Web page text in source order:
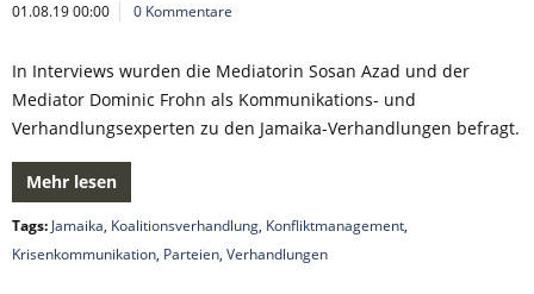
01.08.19 00:00 0 Kommentare
In Interviews wurden die Mediatorin Sosan Azad und der
Mediator Dominic Frohn als Kommunikations- und
Verhandlungsexperten zu den Jamaika-Verhandlungen befragt.
Mehr lesen
Tags: Jamaika, Koalitionsverhandlung, Konfliktmanagement,
Krisenkommunikation, Parteien, Verhandlungen